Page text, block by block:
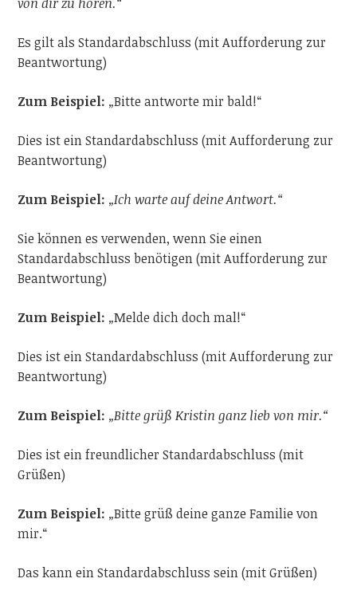
Es gilt als Standardabschluss (mit Aufforderung zur
Beantwortung)
Zum Beispiel: „Bitte antworte mir bald!“
Dies ist ein Standardabschluss (mit Aufforderung zur
Beantwortung)
Zum Beispiel: „Ich warte auf deine Antwort.“
Sie können es verwenden, wenn Sie einen
Standardabschluss benötigen (mit Aufforderung zur
Beantwortung)
Zum Beispiel: „Melde dich doch mal!“
Dies ist ein Standardabschluss (mit Aufforderung zur
Beantwortung)
Zum Beispiel: „Bitte grüß Kristin ganz lieb von mir.“
Dies ist ein freundlicher Standardabschluss (mit
Grüßen)
Zum Beispiel: „Bitte grüß deine ganze Familie von
mir.“
Das kann ein Standardabschluss sein (mit Grüßen)